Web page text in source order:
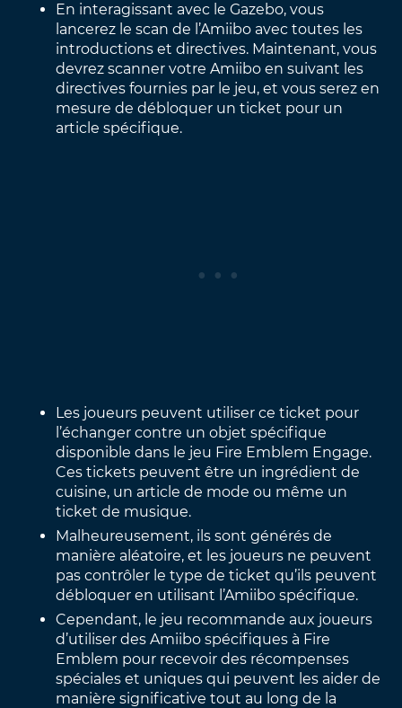
En interagissant avec le Gazebo, vous
lancerez le scan de l’Amiibo avec toutes les
introductions et directives. Maintenant, vous
devrez scanner votre Amiibo en suivant les
directives fournies par le jeu, et vous serez en
mesure de débloquer un ticket pour un
article spécifique.
Les joueurs peuvent utiliser ce ticket pour
l’échanger contre un objet spécifique
disponible dans le jeu Fire Emblem Engage.
Ces tickets peuvent être un ingrédient de
cuisine, un article de mode ou même un
ticket de musique.
Malheureusement, ils sont générés de
manière aléatoire, et les joueurs ne peuvent
pas contrôler le type de ticket qu’ils peuvent
débloquer en utilisant l’Amiibo spécifique.
Cependant, le jeu recommande aux joueurs
d’utiliser des Amiibo spécifiques à Fire
Emblem pour recevoir des récompenses
spéciales et uniques qui peuvent les aider de
manière significative tout au long de la